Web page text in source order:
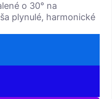
o 30° na
plynulé, harmonické